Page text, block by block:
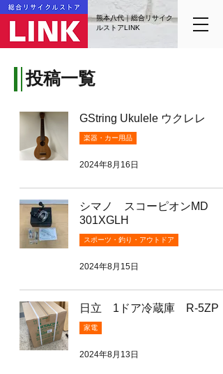
熊本八代｜総合リサイク
ルストアLINK
投稿一覧
GString Ukulele ウクレレ
楽器・カー用品
2024年8月16日
シマノ スコーピオンMD
301XGLH
スポーツ・釣り・アウトドア
2024年8月15日
日立 1ドア冷蔵庫 R-5ZP
家電
2024年8月13日